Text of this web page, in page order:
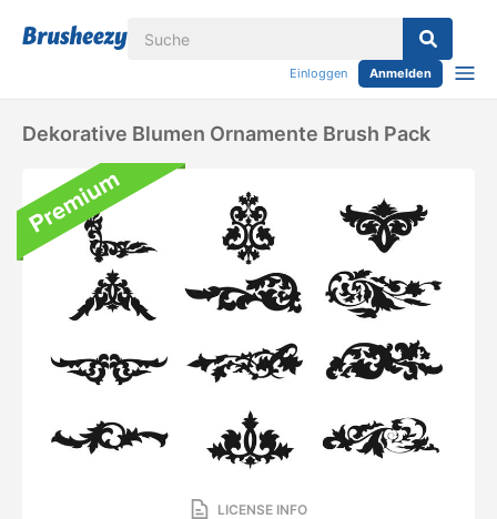
Einloggen Anmelden
Dekorative Blumen Ornamente Brush Pack
LICENSE INFO